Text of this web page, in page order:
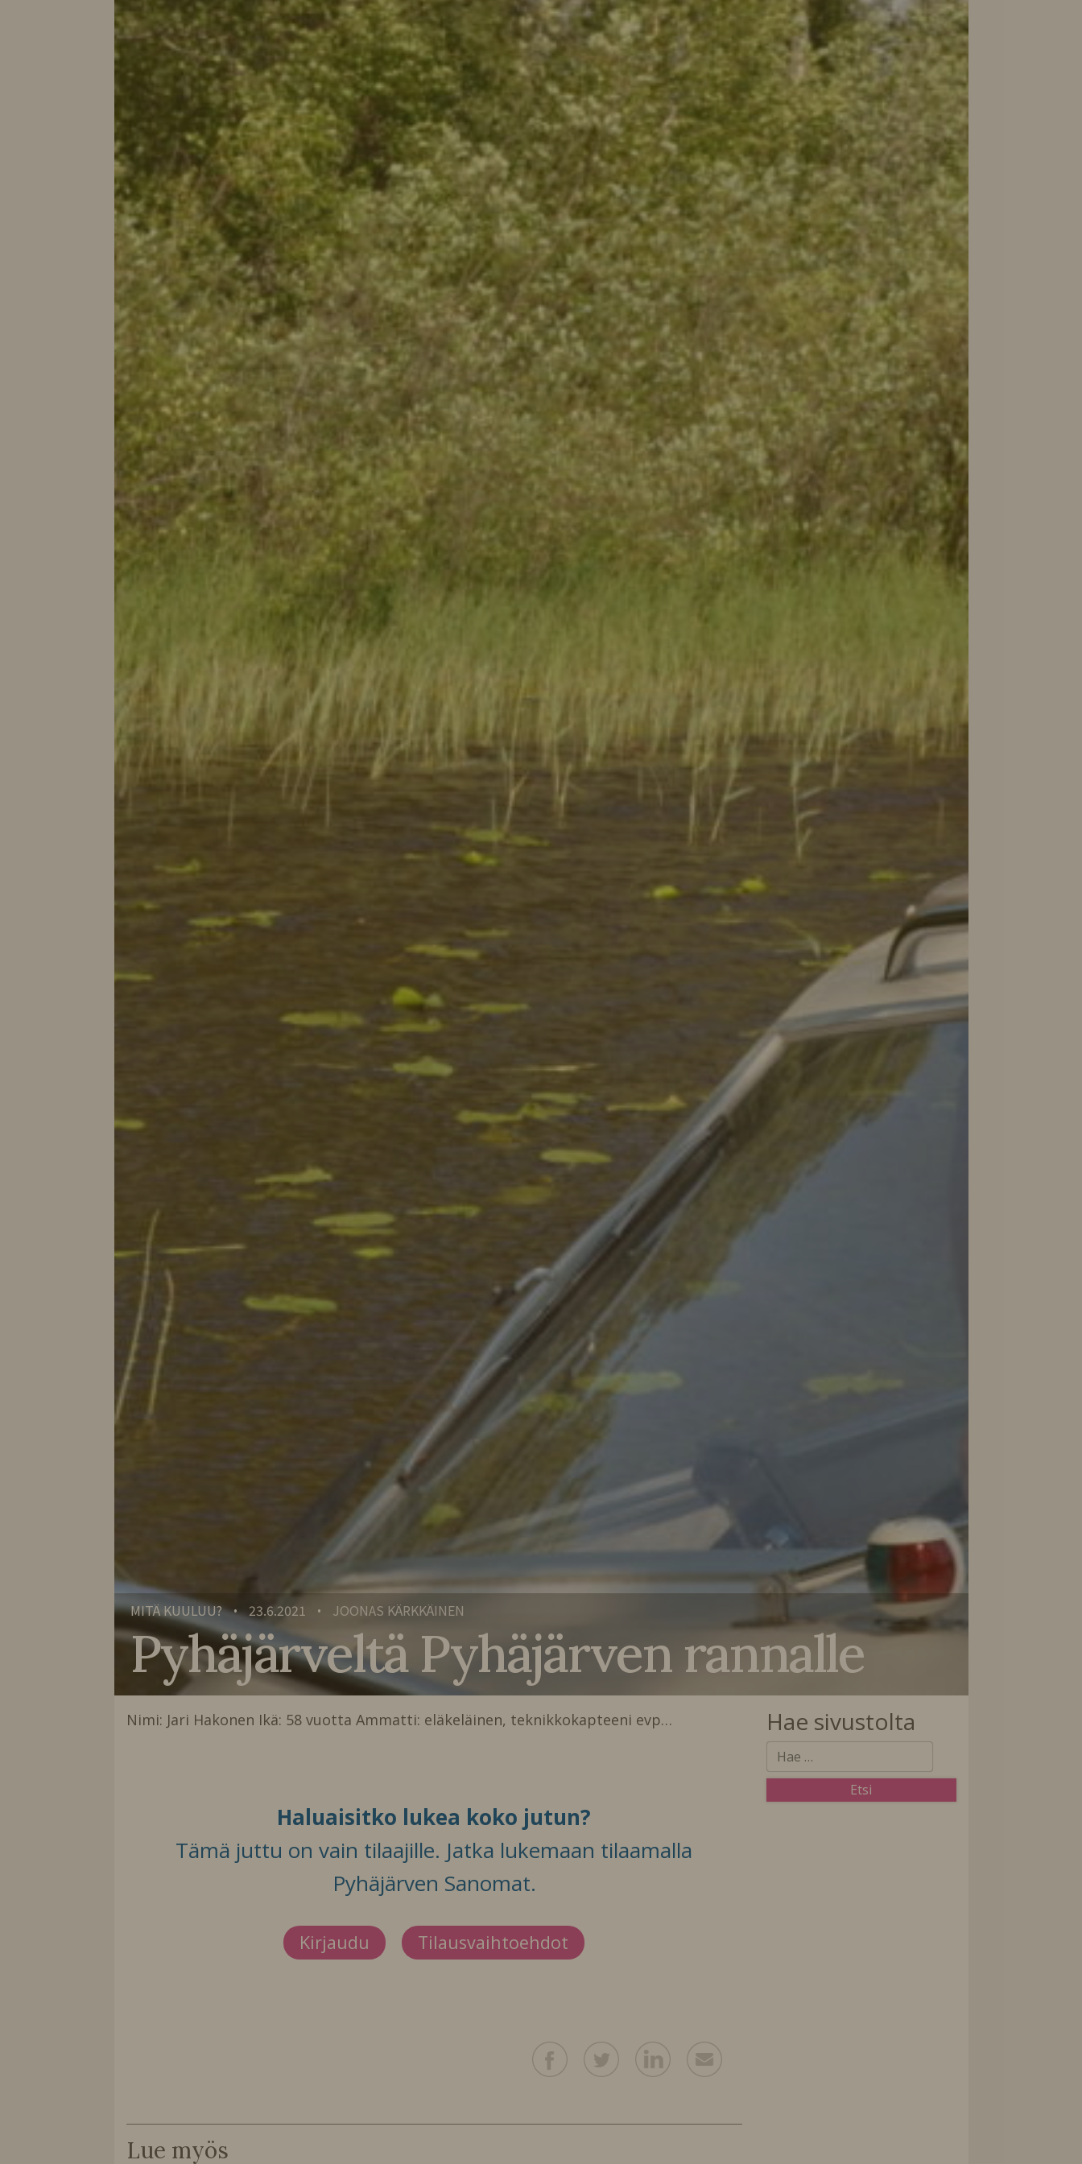
MITÄ KUULUU? • 23.6.2021 • JOONAS KÄRKKÄINEN
Pyhäjärveltä Pyhäjärven rannalle
Nimi: Jari Hakonen Ikä: 58 vuotta Ammatti: eläkeläinen, teknikkokapteeni evp…
Haluaisitko lukea koko jutun?
Tämä juttu on vain tilaajille. Jatka lukemaan tilaamalla
Pyhäjärven Sanomat.
Kirjaudu Tilausvaihtoehdot
Lue myös
Hae sivustolta